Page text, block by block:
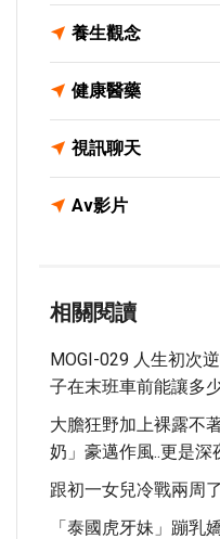
養生觀念
健康醫藥
視訊聊天
Av影片
相關閱讀
MOGI-029 人生初次
子在末班車前能讓多
大膽狂野加上裸露不
奶」豪邁作風..更是深
跟初一女兒冷戰兩周
「泰國虎牙妹」蹦